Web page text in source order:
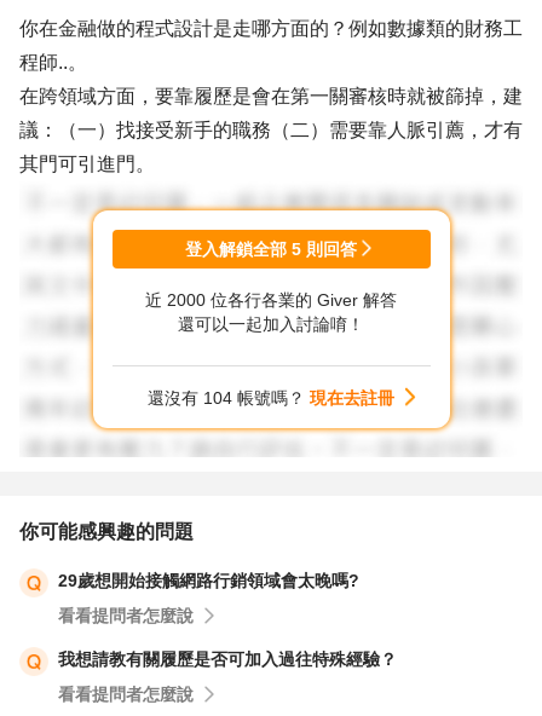
你在金融做的程式設計是走哪方面的？例如數據類的財務工
程師..。
在跨領域方面，要靠履歷是會在第一關審核時就被篩掉，建
議：（一）找接受新手的職務（二）需要靠人脈引薦，才有
其門可引進門。
登入解鎖全部 5 則回答
近 2000 位各行各業的 Giver 解答
還可以一起加入討論唷！
還沒有 104 帳號嗎？ 現在去註冊
你可能感興趣的問題
29歲想開始接觸網路行銷領域會太晚嗎?
看看提問者怎麼說
我想請教有關履歷是否可加入過往特殊經驗？
看看提問者怎麼說